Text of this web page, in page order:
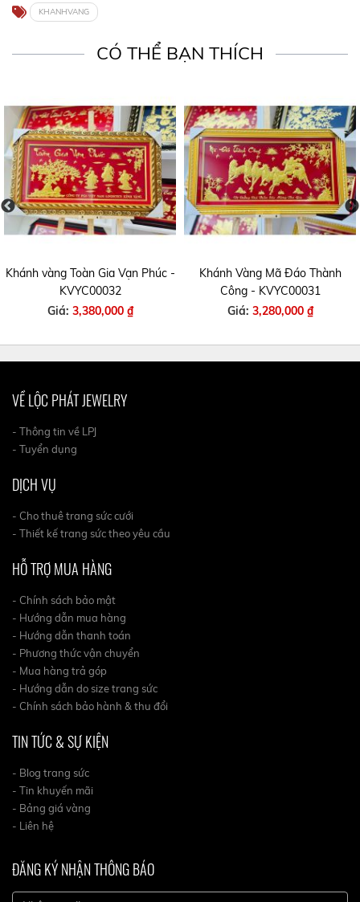
KHANHVANG
CÓ THỂ BẠN THÍCH
Khánh vàng Toàn Gia Vạn Phúc -
KVYC00032
Giá: 3,380,000 ₫
Khánh Vàng Mã Đáo Thành
Công - KVYC00031
Giá: 3,280,000 ₫
VỀ LỘC PHÁT JEWELRY
- Thông tin về LPJ
- Tuyển dụng
DỊCH VỤ
- Cho thuê trang sức cưới
- Thiết kế trang sức theo yêu cầu
HỖ TRỢ MUA HÀNG
- Chính sách bảo mật
- Hướng dẫn mua hàng
- Hướng dẫn thanh toán
- Phương thức vận chuyển
- Mua hàng trả góp
- Hướng dẫn do size trang sức
- Chính sách bảo hành & thu đổi
TIN TỨC & SỰ KIỆN
- Blog trang sức
- Tin khuyến mãi
- Bảng giá vàng
- Liên hệ
ĐĂNG KÝ NHẬN THÔNG BÁO